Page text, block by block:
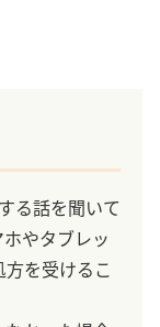
る話を聞いて
やタブレッ
を受けるこ